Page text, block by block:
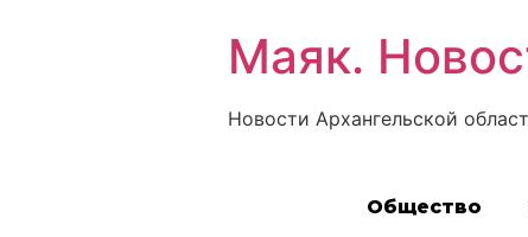
Маяк.
Новости Архангельской
Общество